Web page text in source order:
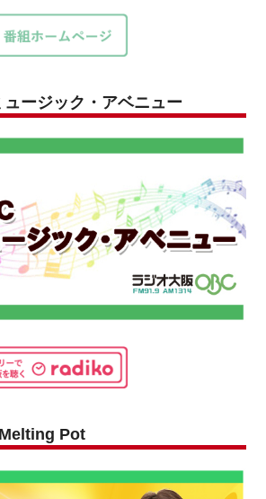
ージック・アベニュー
Pot